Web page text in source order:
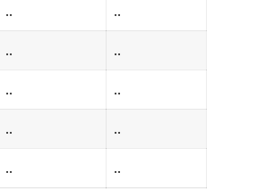
.. ..
.. ..
.. ..
.. ..
.. ..